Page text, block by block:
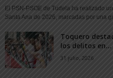
El PSN-PSOE de Tudela ha realizado
Santa Ana de 2026, marcadas por una
Toquero
los delitos en...
31 julio, 2026